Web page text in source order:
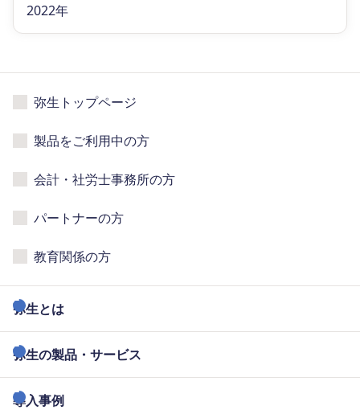
2022年
弥生トップページ
製品をご利用中の方
会計・社労士事務所の方
パートナーの方
教育関係の方
弥生とは
弥生の製品・サービス
導入事例